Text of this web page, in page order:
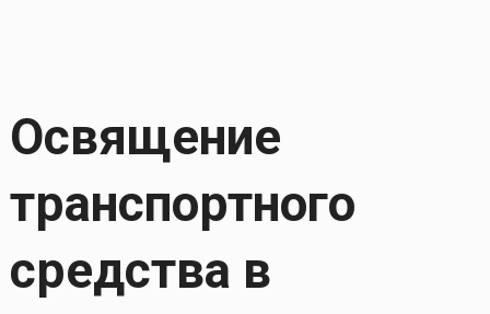
Освящение
транспортного
средства в